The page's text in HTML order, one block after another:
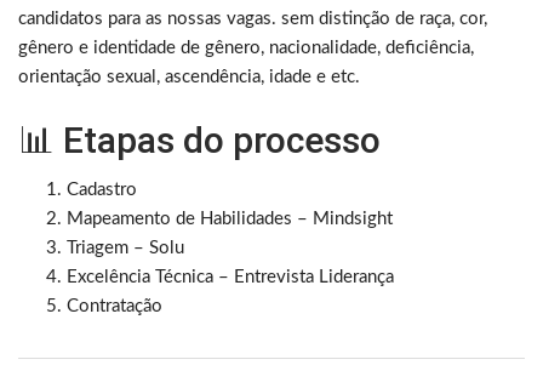
candidatos para as nossas vagas. sem distinção de raça, cor,
gênero e identidade de gênero, nacionalidade, deficiência,
orientação sexual, ascendência, idade e etc.
📊 Etapas do processo
Cadastro
Mapeamento de Habilidades – Mindsight
Triagem – Solu
Excelência Técnica – Entrevista Liderança
Contratação